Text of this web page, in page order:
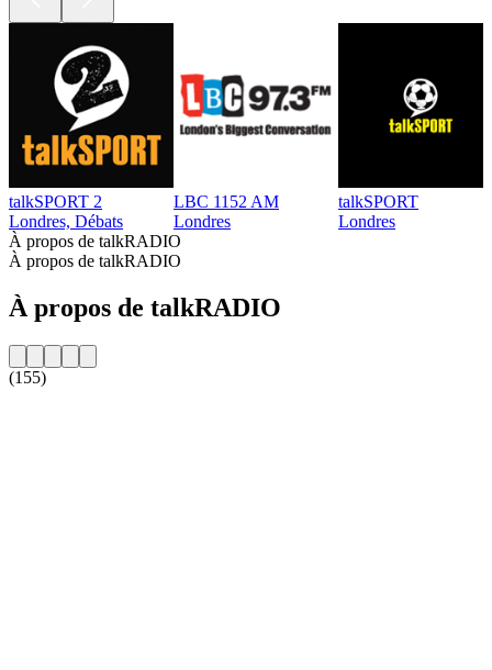
talkSPORT 2
Londres, Débats
LBC 1152 AM
Londres
talkSPORT
Londres
À propos de talkRADIO
À propos de talkRADIO
À propos de talkRADIO
(155)